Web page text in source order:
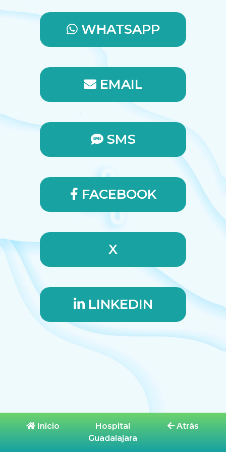
WHATSAPP
EMAIL
SMS
FACEBOOK
X
LINKEDIN
Inicio
Hospital
Guadalajara
Atrás